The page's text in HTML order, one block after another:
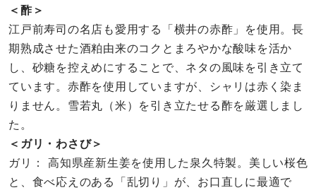
＜酢＞
江戸前寿司の名店も愛用する「横井の赤酢」を使用。長
期熟成させた酒粕由来のコクとまろやかな酸味を活か
し、砂糖を控えめにすることで、ネタの風味を引き立て
ています。赤酢を使用していますが、シャリは赤く染ま
りません。雪若丸（米）を引き立たせる酢を厳選しまし
た。
＜ガリ・わさび＞
ガリ： 高知県産新生姜を使用した泉久特製。美しい桜色
と、食べ応えのある「乱切り」が、お口直しに最適で